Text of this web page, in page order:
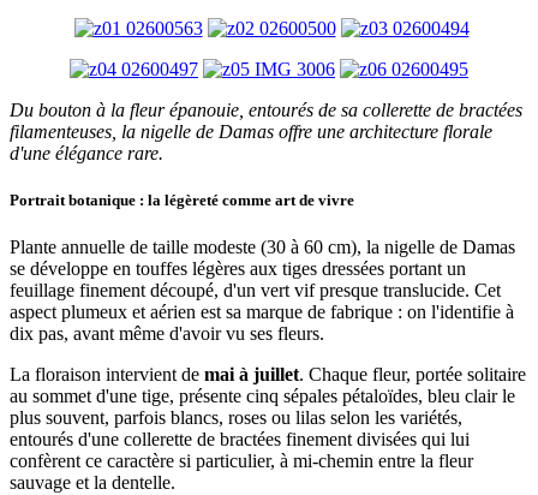
Du bouton à la fleur épanouie, entourés de sa collerette de bractées
filamenteuses, la nigelle de Damas offre une architecture florale
d'une élégance rare.
Portrait botanique : la légèreté comme art de vivre
Plante annuelle de taille modeste (30 à 60 cm), la nigelle de Damas
se développe en touffes légères aux tiges dressées portant un
feuillage finement découpé, d'un vert vif presque translucide. Cet
aspect plumeux et aérien est sa marque de fabrique : on l'identifie à
dix pas, avant même d'avoir vu ses fleurs.
La floraison intervient de mai à juillet. Chaque fleur, portée solitaire
au sommet d'une tige, présente cinq sépales pétaloïdes, bleu clair le
plus souvent, parfois blancs, roses ou lilas selon les variétés,
entourés d'une collerette de bractées finement divisées qui lui
confèrent ce caractère si particulier, à mi-chemin entre la fleur
sauvage et la dentelle.